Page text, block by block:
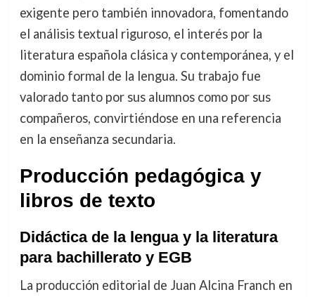
exigente pero también innovadora, fomentando
el análisis textual riguroso, el interés por la
literatura española clásica y contemporánea, y el
dominio formal de la lengua. Su trabajo fue
valorado tanto por sus alumnos como por sus
compañeros, convirtiéndose en una referencia
en la enseñanza secundaria.
Producción pedagógica y
libros de texto
Didáctica de la lengua y la literatura
para bachillerato y EGB
La producción editorial de Juan Alcina Franch en